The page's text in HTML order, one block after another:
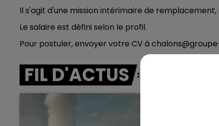
7h00 - 11h00
BEST OF
Il s'agit d'une mission intérimaire de
Le salaire est défini selon le profil.
Pour postuler, envoyer votre CV à
FIL D'ACTUS